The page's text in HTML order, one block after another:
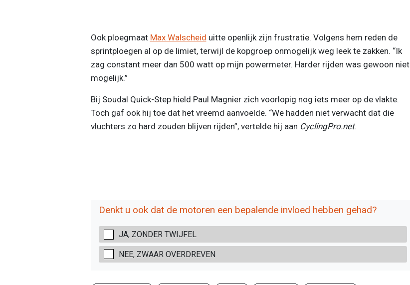
Ook ploegmaat Max Walscheid uitte openlijk zijn frustratie. Volgens hem reden de
sprintploegen al op de limiet, terwijl de kopgroep onmogelijk weg leek te zakken. “Ik
zag constant meer dan 500 watt op mijn powermeter. Harder rijden was gewoon niet
mogelijk.”
Bij Soudal Quick-Step hield Paul Magnier zich voorlopig nog iets meer op de vlakte.
Toch gaf ook hij toe dat het vreemd aanvoelde. “We hadden niet verwacht dat die
vluchters zo hard zouden blijven rijden”, vertelde hij aan CyclingPro.net.
Denkt u ook dat de motoren een bepalende invloed hebben gehad?
JA, ZONDER TWIJFEL
NEE, ZWAAR OVERDREVEN